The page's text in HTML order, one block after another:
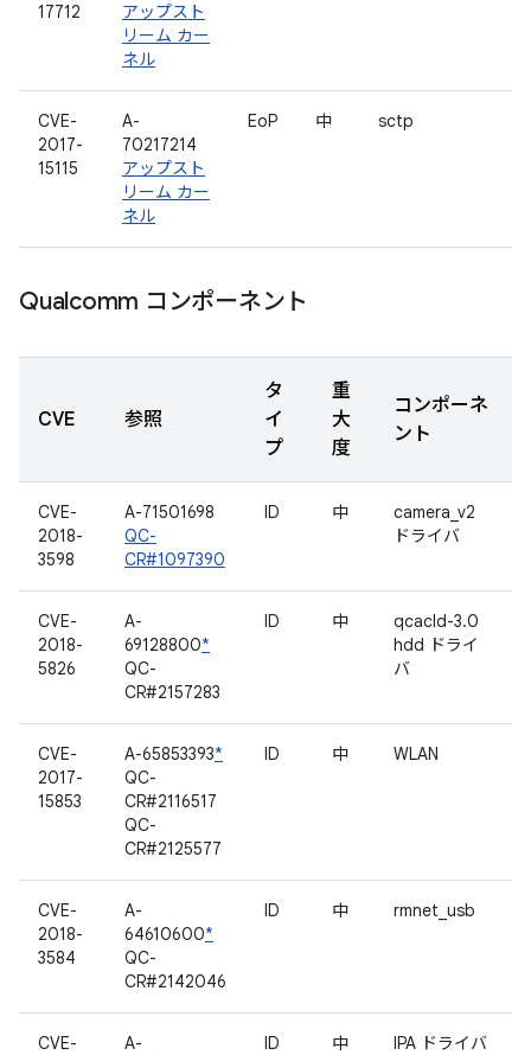
17712
アップスト
リーム カー
ネル
CVE-
2017-
15115
A-
70217214
アップスト
リーム カー
ネル
EoP 中 sctp
Qualcomm コンポーネント
CVE 参照
タ
イ
プ
重
大
度
コンポーネ
ント
CVE-
2018-
3598
A-71501698
QC-
CR#1097390
ID 中
camera_v2
ドライバ
CVE-
2018-
5826
A-
69128800*
QC-
CR#2157283
ID 中
qcacld-3.0
hdd ドライ
バ
CVE-
2017-
15853
A-65853393*
QC-
CR#2116517
QC-
CR#2125577
ID 中 WLAN
CVE-
2018-
3584
A-
64610600*
QC-
CR#2142046
ID 中 rmnet_usb
CVE-
A-
ID 中 IPA ドライバ